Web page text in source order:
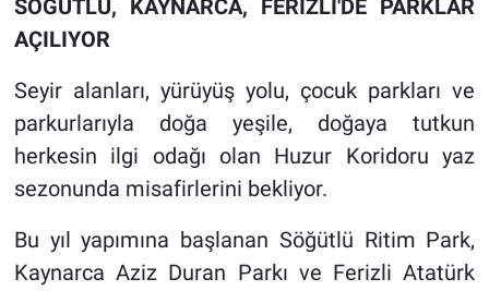
SÖĞÜTLÜ, KAYNARCA, FERİZLİ'DE PARKLAR
AÇILIYOR
Seyir alanları, yürüyüş yolu, çocuk parkları ve
parkurlarıyla doğa yeşile, doğaya tutkun
herkesin ilgi odağı olan Huzur Koridoru yaz
sezonunda misafirlerini bekliyor.
Bu yıl yapımına başlanan Söğütlü Ritim Park,
Kaynarca Aziz Duran Parkı ve Ferizli Atatürk